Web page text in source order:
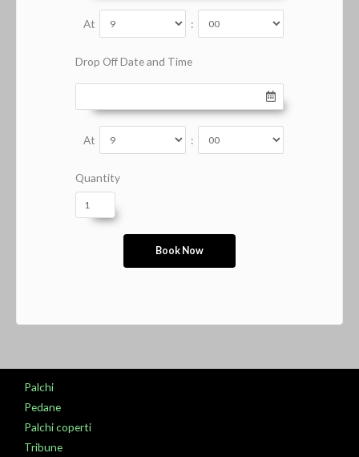
At :
Drop Off Date and Time
At :
Quantity
Palchi
Pedane
Palchi coperti
Tribune